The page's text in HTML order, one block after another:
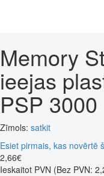
Memory
ieejas
PSP 3000
Zīmols: satkit
Esiet pirmais, kas novērtē
2,66€
Ieskaitot PVN (Bez PVN: